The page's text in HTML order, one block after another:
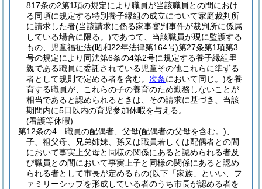
817条の2第1項の規定により職員が当該職員との間におけ
る同項に規定する特別養子縁組の成立について家庭裁判所
に請求した者(当該請求に係る家事審判事件が裁判所に係属
している場合に限る。)であつて、当該職員が現に監護する
もの、児童福祉法(昭和22年法律第164号)第27条第1項第3
号の規定により同法第6条の4第2号に規定する養子縁組里
親である職員に委託されている児童その他これらに準ずる
者として規則で定める者を含む。 次条において同じ。)を養
育する職員が、これらの子の養育のため勤務しないことが
相当であると認められるときは、その請求に基づき、当該
期間内に5日以内の育児参加休暇を与える。
(看護等休暇)
第12条の4
職員の配偶者、父母(配偶者の父母を含む。)
子、祖父母、兄弟姉妹、孫又は職員若しくは配偶者との間
において事実上父母と同様の関係にあると認められる者及
び職員との間において事実上子と同様の関係にあると認め
られる者として市長が定めるもの(以下「家族」といい、フ
ァミリーシップを形成している者のうち市長が認める者を